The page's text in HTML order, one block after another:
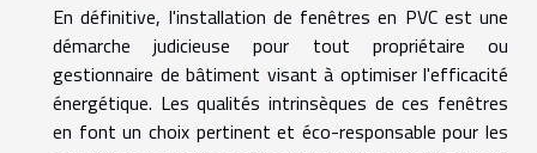
En définitive, l'installation de fenêtres en PVC est une
démarche judicieuse pour tout propriétaire ou
gestionnaire de bâtiment visant à optimiser l'efficacité
énergétique. Les qualités intrinsèques de ces fenêtres
en font un choix pertinent et éco-responsable pour les